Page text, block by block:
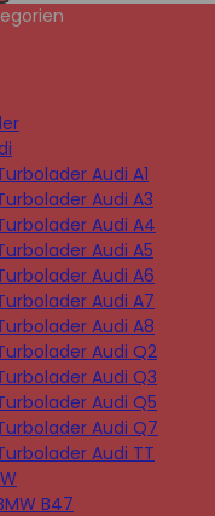
Audi A1
Audi A3
Audi A4
Audi A5
Audi A6
Audi A7
Audi A8
Audi Q2
Audi Q3
Audi Q5
Audi Q7
Audi TT
B47